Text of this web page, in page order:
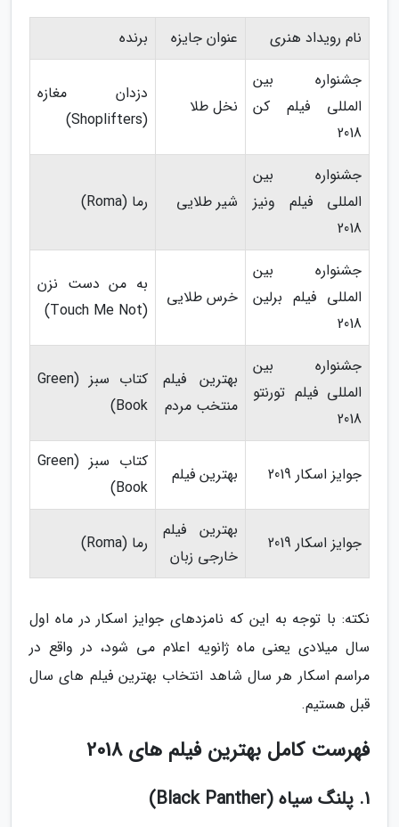
نام رویداد هنری عنوان جایزه
برنده
جشنواره بین
المللی فیلم کن
2018
نخل طلا
دزدان مغازه
(Shoplifters)
جشنواره بین
المللی فیلم ونیز
2018
شیر طلایی رما (Roma)
جشنواره بین
المللی فیلم برلین
2018
خرس طلایی
به من دست نزن
(Touch Me Not)
جشنواره بین
المللی فیلم تورنتو
2018
بهترین فیلم
منتخب مردم
کتاب سبز (Green
Book)
جوایز اسکار 2019 بهترین فیلم
کتاب سبز (Green
Book)
جوایز اسکار 2019
بهترین فیلم
خارجی زبان
رما (Roma)
نکته: با توجه به این که نامزدهای جوایز اسکار در ماه اول
سال میلادی یعنی ماه ژانویه اعلام می شود، در واقع در
مراسم اسکار هر سال شاهد انتخاب بهترین فیلم های سال
قبل هستیم.
فهرست کامل بهترین فیلم های 2018
1. پلنگ سیاه (Black Panther)